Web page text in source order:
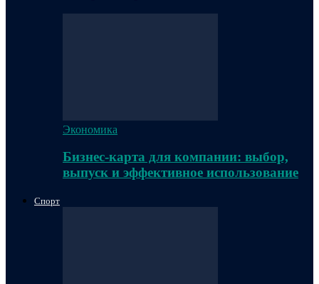
Экономика
Бизнес-карта для компании: выбор,
выпуск и эффективное использование
Спорт